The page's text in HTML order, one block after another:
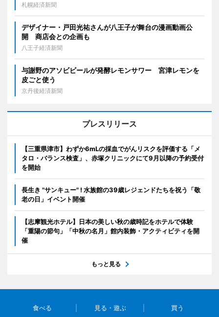
札幌経済新聞
デザイナー・戸田光祐さんが八王子が舞台の漫画動画公
開 商店会との企画も
八王子経済新聞
与謝野のアソビビールが発酵レモンサワー 宮津レモンを
皮ごと使う
京丹後経済新聞
プレスリリース
【三重県津市】わずか6mLの採血でがんリスクを評価する「メ
タロ・バランス検査」、赤塚クリニックにて9月以降の予約受付
を開始
長生き "サンキュー" ! 水族館の39歳レジェンドたちを祝う「敬
老の日」イベント開催
【志摩観光ホテル】日本の美しい秋の歳時記をホテルで体験
「重陽の節句」「中秋の名月」館内装飾・アクティビティを開
催
もっと見る
食べる 見る・遊ぶ 買う